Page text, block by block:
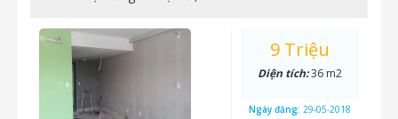
9 Triệu
Diện tích:36 m2
Ngày đăng: 29-05-2018